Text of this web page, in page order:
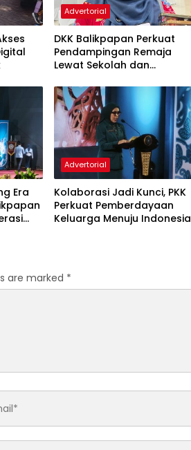
Advertorial
DKK Balikpapan Perkuat
Pendampingan Remaja
Lewat Sekolah dan
Era
Advertorial
Kolaborasi Jadi Kunci, PKK
Perkuat Pemberdayaan
Keluarga Menuju Indonesia
are marked *